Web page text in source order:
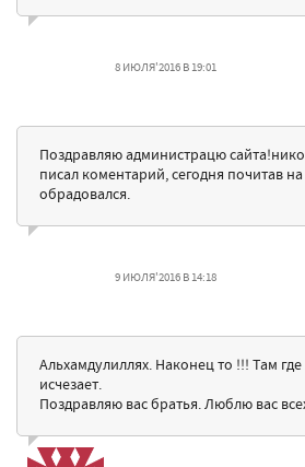
8 ИЮЛЯ'2016 В 19:01
Поздравляю администрацю
писал коментарий, сегодня почитав
обрадовался.
9 ИЮЛЯ'2016 В 14:18
Альхамдулиллях. Наконец то !!! Там
исчезает.
Поздравляю вас братья. Люблю вас